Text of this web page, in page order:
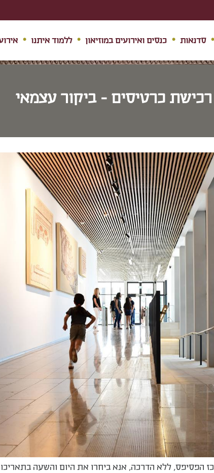
סדנאות כנסים ואירועים במוזיאון ללמוד איתנו
רכישת כרטיסים - ביקור עצמאי
הפסיפס, ללא הדרכה, אנא ביחרו את היום והשעה